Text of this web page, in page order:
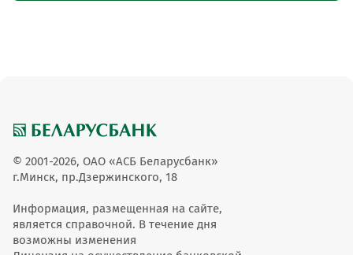
© 2001-2026, ОАО «АСБ Беларусбанк»
г.Минск, пр.Дзержинского, 18
Информация, размещенная на сайте,
является справочной. В течение дня
возможны изменения